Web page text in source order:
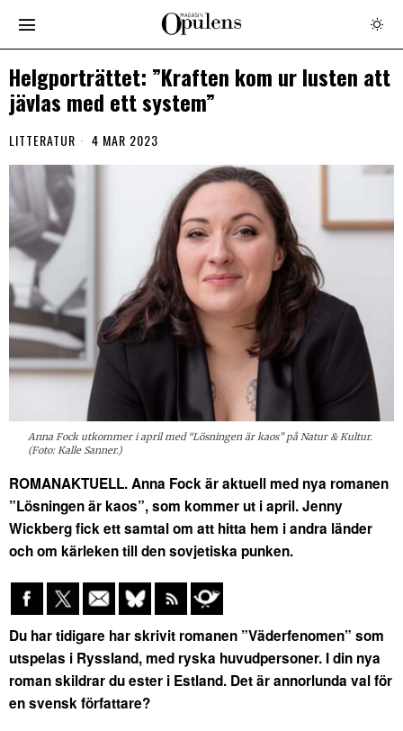
Helgporträttet: ”Kraften kom ur lusten att
jävlas med ett system”
LITTERATUR 4 MAR 2023
Anna Fock utkommer i april med “Lösningen är kaos” på Natur & Kultur.
(Foto: Kalle Sanner.)
ROMANAKTUELL. Anna Fock är aktuell med nya romanen
”Lösningen är kaos”, som kommer ut i april. Jenny
Wickberg fick ett samtal om att hitta hem i andra länder
och om kärleken till den sovjetiska punken.
Du har tidigare har skrivit romanen ”Väderfenomen” som
utspelas i Ryssland, med ryska huvudpersoner. I din nya
roman skildrar du ester i Estland. Det är annorlunda val för
en svensk författare?